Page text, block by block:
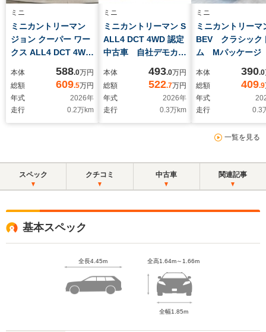
ミニ
ミニカントリーマン
ジョン クーパー ワー
クス ALL4 DCT 4WD
パッケージ・
本体 588.0万円
総額
609.5万円
年式
2026年
走行
0.2万km
ミニ
ミニカントリーマン S
ALL4 DCT 4WD 認定
中古車 自社デモカ
Mパッケージ 電動シ
ート シートヒータ
ー ハーマンカードン
本体 493.0万円
総額
522.7万円
年式
2026年
走行
0.3万km
ミニ
ミニカントリーマ
BEV クラシック
ム Mパッケー
禁煙車 認定中古
本体 390.0
総額
409.9
年式
走行
0.3
一覧を見る
スペック クチコミ 中古車 関連記事
基本スペック
全長4.45m 全高1.64m～1.66m
全幅1.85m